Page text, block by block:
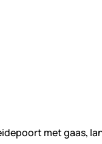
geplaatst
met gaas,